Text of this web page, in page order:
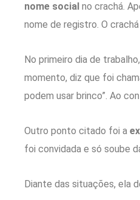
nome social no crachá.
nome de registro. O
No primeiro dia de
momento, diz que foi
podem usar brinco”. Ao
Outro ponto citado foi a
foi convidada e só soube
Diante das situações, ela